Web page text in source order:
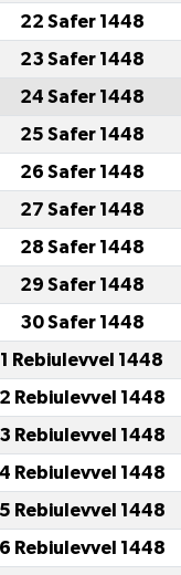
22 Safer 1448
23 Safer 1448
24 Safer 1448
25 Safer 1448
26 Safer 1448
27 Safer 1448
28 Safer 1448
29 Safer 1448
30 Safer 1448
1 Rebiulevvel 1448
2 Rebiulevvel 1448
3 Rebiulevvel 1448
4 Rebiulevvel 1448
5 Rebiulevvel 1448
6 Rebiulevvel 1448